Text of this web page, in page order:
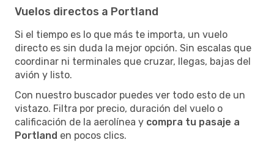
Vuelos directos a Portland
Si el tiempo es lo que más te importa, un vuelo
directo es sin duda la mejor opción. Sin escalas que
coordinar ni terminales que cruzar, llegas, bajas del
avión y listo.
Con nuestro buscador puedes ver todo esto de un
vistazo. Filtra por precio, duración del vuelo o
calificación de la aerolínea y compra tu pasaje a
Portland en pocos clics.